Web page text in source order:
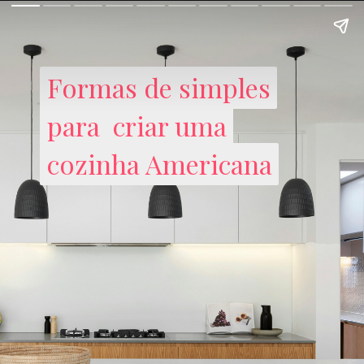
Formas de simples
para criar uma
cozinha Americana
Formas de simples
para criar uma
cozinha Americana